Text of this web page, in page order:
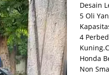
Desain
5 Oli
4
Honda
Non